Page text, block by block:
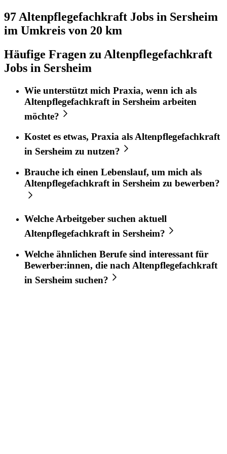
97 Altenpflegefachkraft Jobs in Sersheim
im Umkreis von 20 km
Häufige Fragen zu Altenpflegefachkraft
Jobs in Sersheim
Wie unterstützt mich Praxia, wenn ich als
Altenpflegefachkraft in Sersheim arbeiten
möchte?
Kostet es etwas, Praxia alsAltenpflegefachkraft
in Sersheim zu nutzen?
Brauche ich einen Lebenslauf, um mich als
Altenpflegefachkraft in Sersheim zu bewerben?
Welche Arbeitgeber suchen aktuell
Altenpflegefachkraft in Sersheim?
Welche ähnlichen Berufe sind interessant für
Bewerber:innen, die nach Altenpflegefachkraft
in Sersheim suchen?